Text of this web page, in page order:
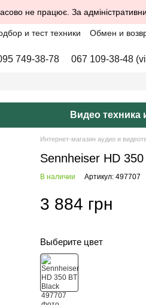
не працює. За
и тест техники Обмен и
749-38-78 067 109-38-48
Видео техника
Интернет-магазин аудио и
Sennheiser HD
В наличии Артикул: 497707
3 884 грн
Выберите цвет